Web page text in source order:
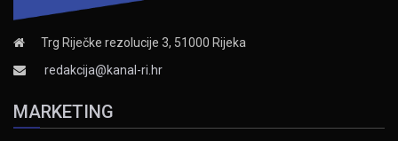
Trg Riječke rezolucije 3, 51000 Rijeka
redakcija@kanal-ri.hr
MARKETING